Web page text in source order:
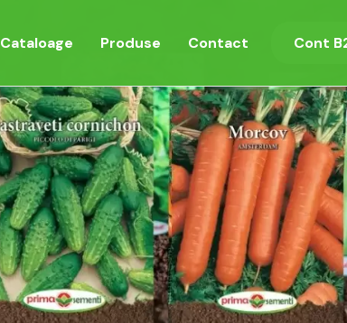
Cataloage Produse Contact Cont